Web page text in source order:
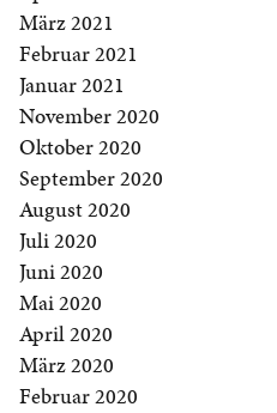
März 2021
Februar 2021
Januar 2021
November 2020
Oktober 2020
September 2020
August 2020
Juli 2020
Juni 2020
Mai 2020
April 2020
März 2020
Februar 2020